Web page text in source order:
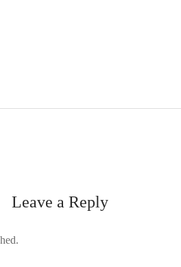
Leave a Reply